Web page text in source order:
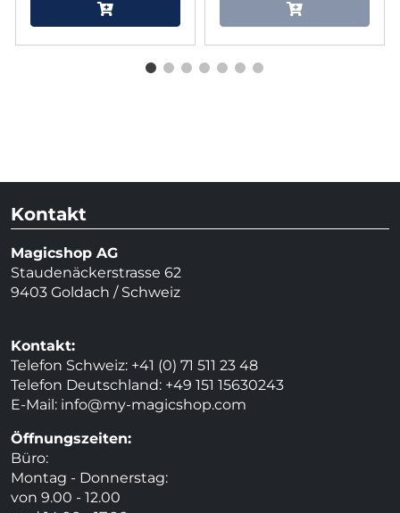
Kontakt
Magicshop AG
Staudenäckerstrasse 62
9403 Goldach / Schweiz
Kontakt:
Telefon Schweiz: +41 (0) 71 511 23 48
Telefon Deutschland: +49 151 15630243
E-Mail: info@my-magicshop.com
Öffnungszeiten:
Büro:
Montag - Donnerstag:
von 9.00 - 12.00